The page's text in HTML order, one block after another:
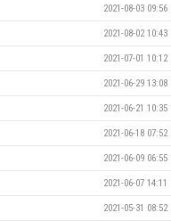
2021-08-03 09:56
2021-08-02 10:43
2021-07-01 10:12
2021-06-29 13:08
2021-06-21 10:35
2021-06-18 07:52
2021-06-09 06:55
2021-06-07 14:11
2021-05-31 08:52